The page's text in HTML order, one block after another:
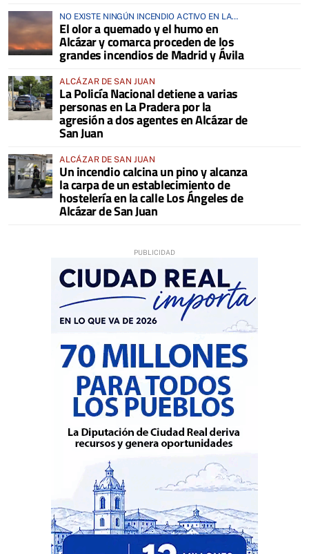
NO EXISTE NINGÚN INCENDIO ACTIVO EN LA
COMARCA
El olor a quemado y el humo en
Alcázar y comarca proceden de los
grandes incendios de Madrid y Ávila
ALCÁZAR DE SAN JUAN
La Policía Nacional detiene a varias
personas en La Pradera por la
agresión a dos agentes en Alcázar de
San Juan
ALCÁZAR DE SAN JUAN
Un incendio calcina un pino y alcanza
la carpa de un establecimiento de
hostelería en la calle Los Ángeles de
Alcázar de San Juan